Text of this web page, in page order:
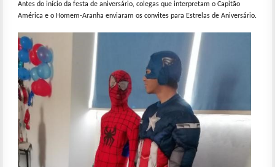
Antes do início da festa de aniversário, colegas que interpretam o Capitão
América e o Homem-Aranha enviaram os convites para Estrelas de Aniversário.